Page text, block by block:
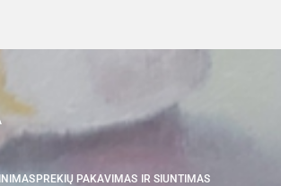
PREKIŲ PAKAVIMAS IR SIUNTIMAS